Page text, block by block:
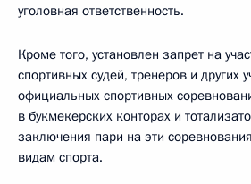
уголовная ответственность.
Кроме того, установлен запрет на
спортивных судей, тренеров и других
официальных спортивных
в букмекерских конторах и
заключения пари на эти
видам спорта.